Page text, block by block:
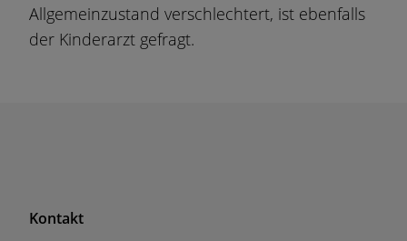
Allgemeinzustand verschlechtert, ist ebenfalls
der Kinderarzt gefragt.
F
Kontakt